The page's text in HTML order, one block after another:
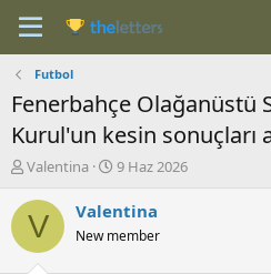
Futbol
Fenerbahçe Olağanüstü
Kurul'un kesin sonuçları
K
n
b
u
Valentina
B
ş
a
9 Haz 2026
V Valentina
New member